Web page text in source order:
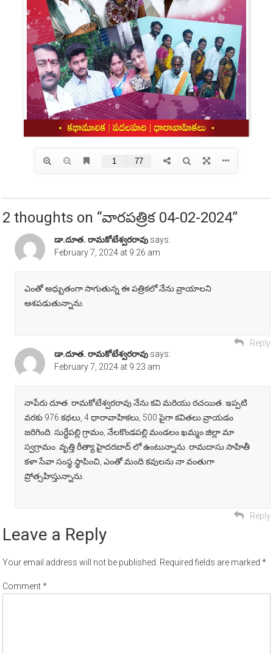
2 thoughts on “వారపత్రిక 04-02-2024”
డా.దూత. రామకోటేశ్వరరావు says:
February 7, 2024 at 9:26 am
ఎంతో అధ్బుతంగా సాగుతున్న ఈ పత్రికలో నేను వ్రాయాలని
ఆశపడుతున్నాను.
Reply
డా.దూత. రామకోటేశ్వరరావు says:
February 7, 2024 at 9:23 am
నాపేరు దూత. రామకోటేశ్వరరావు నేను కవి మరియు రచయిత. ఇప్పటి
వరకు 976 కథలు, 4 ధారావాహికలు, 500 పైగా కవితలు వ్రాయడం
జరిగింది. సుర్ధేపల్లి గ్రామం, నేలకొండపల్లి మండలం ఖమ్మం జిల్లా మా
స్వగ్రామం. వృత్తి రీత్యా హైదరబాద్ లో ఉంటున్నాను. రామదాసు సాహితీ
కళా సేవా సంస్థ స్థాపించి, ఎంతో మంది కవులను నా వంతుగా
ప్రోత్సహిస్తున్నాను.
Reply
Leave a Reply
Your email address will not be published. Required fields are marked*
Comment*